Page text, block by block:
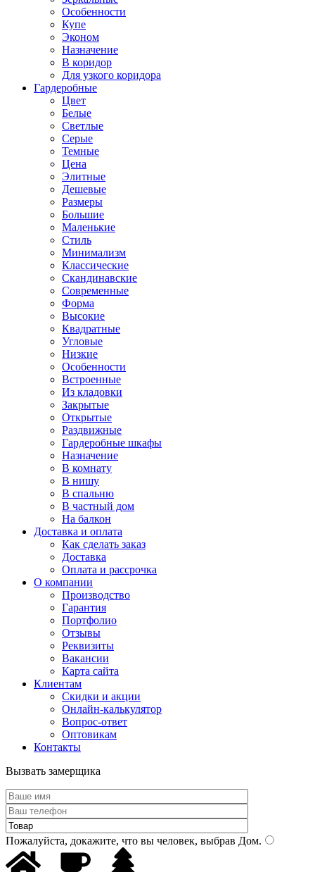
Особенности
Купе
Эконом
Назначение
В коридор
Для узкого коридора
Гардеробные
Цвет
Белые
Светлые
Серые
Темные
Цена
Элитные
Дешевые
Размеры
Большие
Маленькие
Стиль
Минимализм
Классические
Скандинавские
Современные
Форма
Высокие
Квадратные
Угловые
Низкие
Особенности
Встроенные
Из кладовки
Закрытые
Открытые
Раздвижные
Гардеробные шкафы
Назначение
В комнату
В нишу
В спальню
В частный дом
На балкон
Доставка и оплата
Как сделать заказ
Доставка
Оплата и рассрочка
О компании
Производство
Гарантия
Портфолио
Отзывы
Реквизиты
Вакансии
Карта сайта
Клиентам
Скидки и акции
Онлайн-калькулятор
Вопрос-ответ
Оптовикам
Контакты
Вызвать замерщика
Пожалуйста, докажите, что вы человек, выбрав Дом.